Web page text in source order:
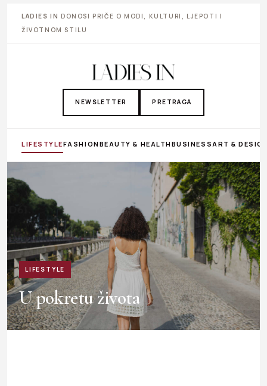
LADIES IN DONOSI PRIČE O MODI, KULTURI, LJEPOTI I
ŽIVOTNOM STILU
NEWSLETTER PRETRAGA
LIFESTYLEFASHIONBEAUTY & HEALTHBUSINESS ART &
LIFESTYLE
U pokretu života